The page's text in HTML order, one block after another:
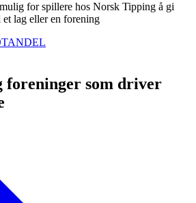
for spillere hos Norsk Tipping å gi
lag eller en forening
foreninger som driver